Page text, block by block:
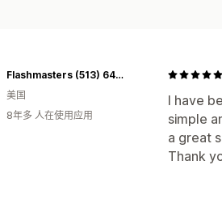
I have
simple
a great
Thank
Flashmasters (513) 648-0444
美国
8年多 人在使用应用